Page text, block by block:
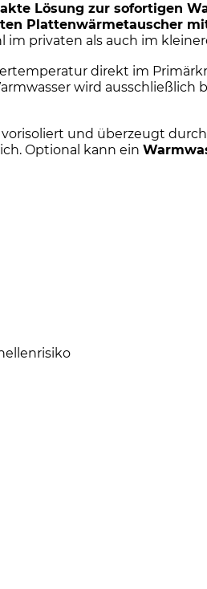
Lösung zur sofortigen
Plattenwärmetauscher
privaten als auch im
direkt im
wird ausschließlich
vorisoliert und überzeugt
Optional kann ein